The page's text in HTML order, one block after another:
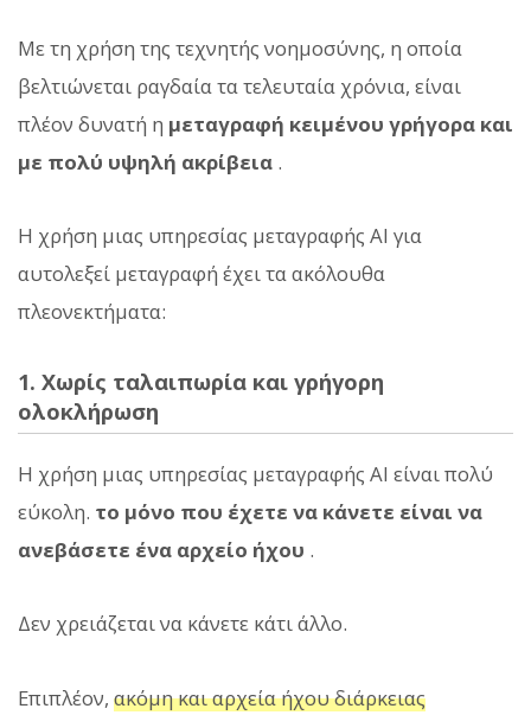
Με τη χρήση της τεχνητής νοημοσύνης, η οποία
βελτιώνεται ραγδαία τα τελευταία χρόνια, είναι
πλέον δυνατή η μεταγραφή κειμένου γρήγορα και
με πολύ υψηλή ακρίβεια .
Η χρήση μιας υπηρεσίας μεταγραφής AI για
αυτολεξεί μεταγραφή έχει τα ακόλουθα
πλεονεκτήματα:
1. Χωρίς ταλαιπωρία και γρήγορη
ολοκλήρωση
Η χρήση μιας υπηρεσίας μεταγραφής AI είναι πολύ
εύκολη. το μόνο που έχετε να κάνετε είναι να
ανεβάσετε ένα αρχείο ήχου .
Δεν χρειάζεται να κάνετε κάτι άλλο.
Επιπλέον, ακόμη και αρχεία ήχου διάρκειας